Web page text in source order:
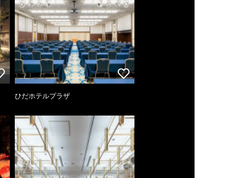
ひだホテルプラザ